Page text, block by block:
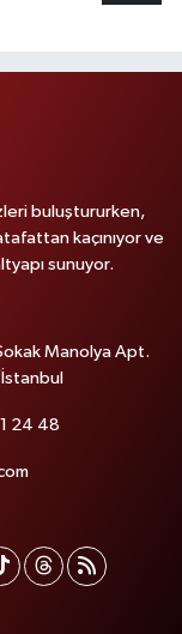
buluştururken,
kaçınıyor ve
sunuyor.
Manolya Apt.
24 48